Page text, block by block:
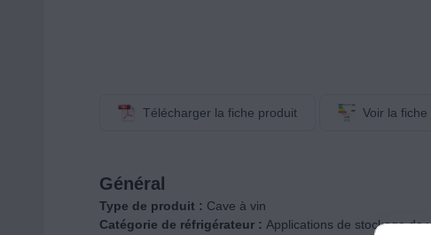
Télécharger la fiche produit Voir la fiche
Général
Type de produit : Cave à vin
Catégorie de réfrigérateur : Applications de stockage de